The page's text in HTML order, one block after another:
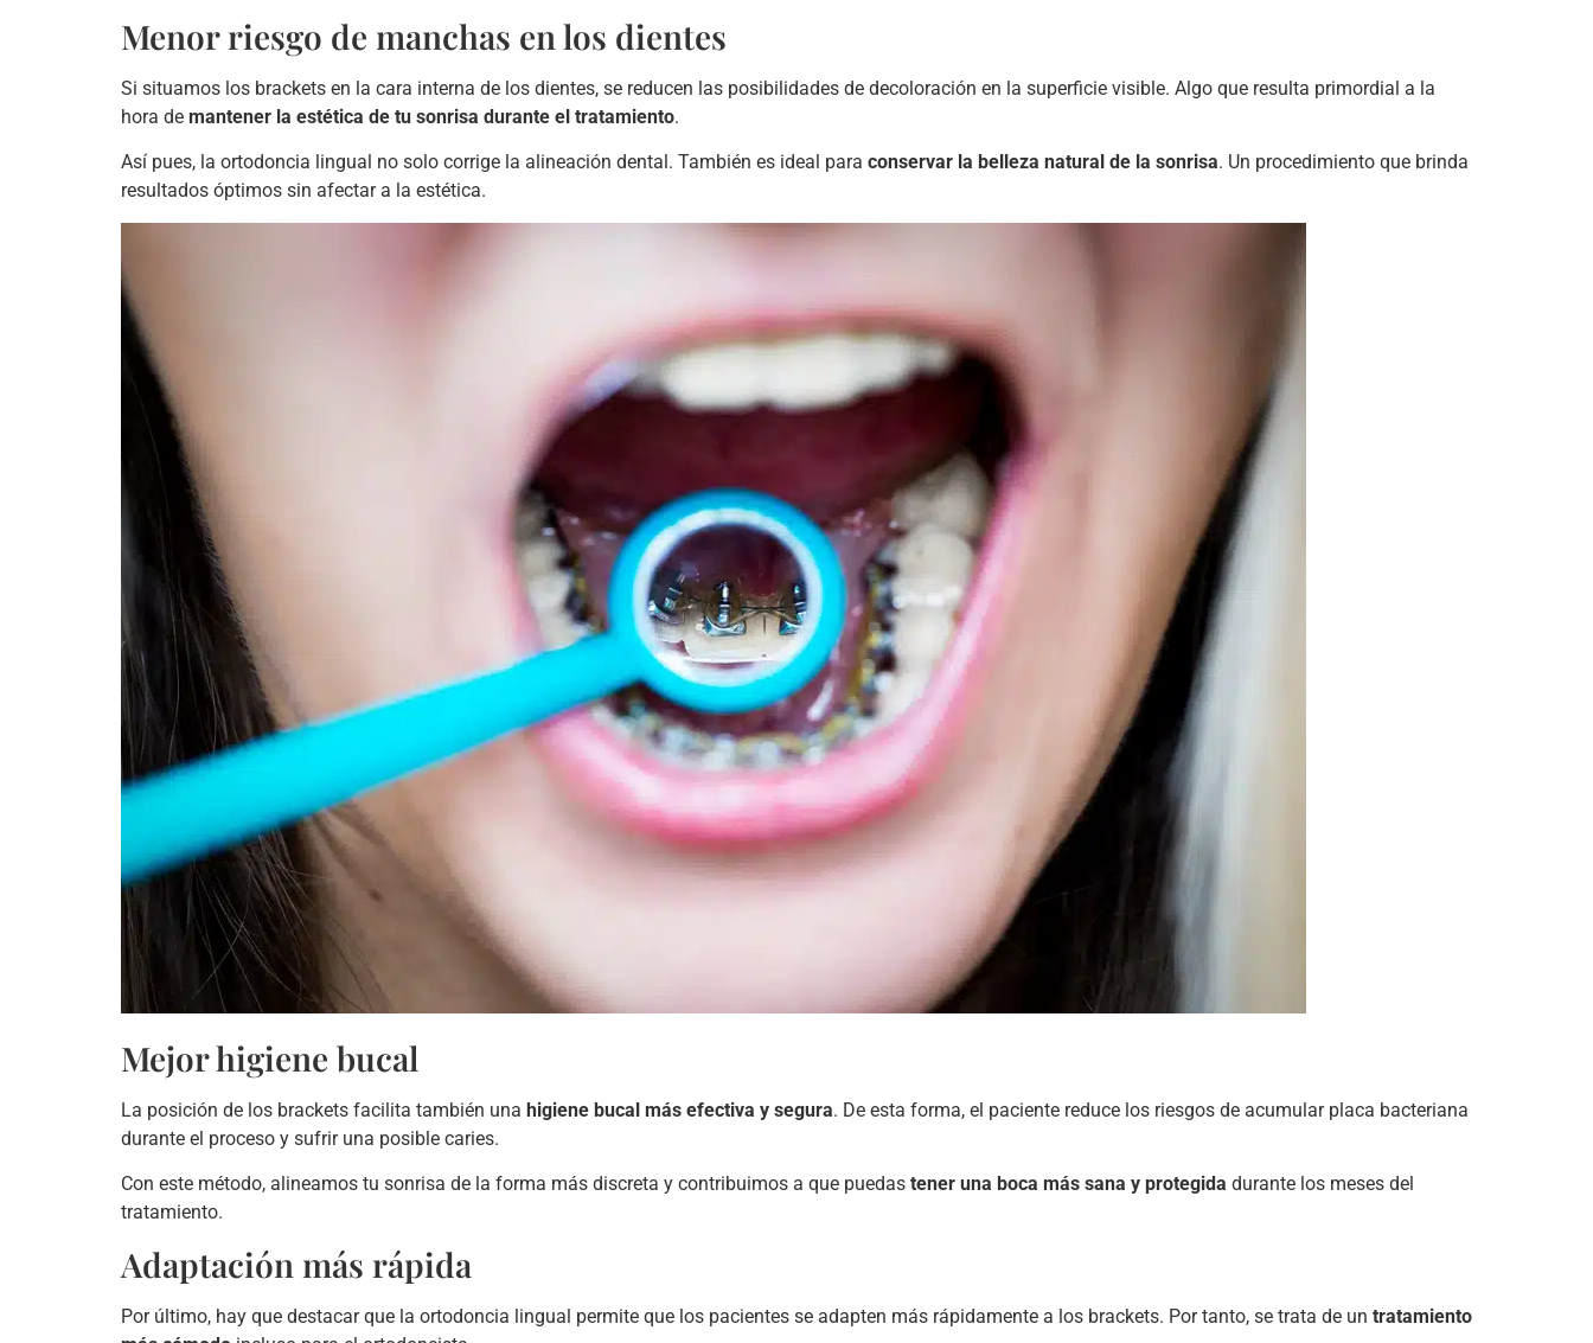
Menor riesgo de manchas en los dientes
Si situamos los brackets en la cara interna de los dientes, se reducen las posibilidades de decoloración en la superficie visible. Algo que resulta primordial a la
hora de mantener la estética de tu sonrisa durante el tratamiento.
Así pues, la ortodoncia lingual no solo corrige la alineación dental. También es ideal para conservar la belleza natural de la sonrisa. Un procedimiento que brinda
resultados óptimos sin afectar a la estética.
Mejor higiene bucal
La posición de los brackets facilita también una higiene bucal más efectiva y segura. De esta forma, el paciente reduce los riesgos de acumular placa bacteriana
durante el proceso y sufrir una posible caries.
Con este método, alineamos tu sonrisa de la forma más discreta y contribuimos a que puedas tener una boca más sana y protegida durante los meses del
tratamiento.
Adaptación más rápida
Por último, hay que destacar que la ortodoncia lingual permite que los pacientes se adapten más rápidamente a los brackets. Por tanto, se trata de un tratamiento